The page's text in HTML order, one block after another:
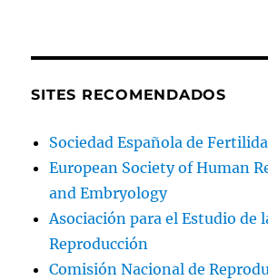
SITES RECOMENDADOS
Sociedad Española de
European Society of Human
and Embryology
Asociación para el Estudio de
Reproducción
Comisión Nacional de